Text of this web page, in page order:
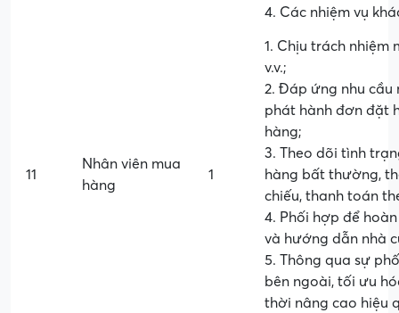
4. Các nhiệm vụ
11
Nhân viên mua
hàng
1
1. Chịu trách nhiệm
v.v.;
2. Đáp ứng nhu cầu
phát hành đơn đặt
hàng;
3. Theo dõi tình
hàng bất thường,
chiếu, thanh toán
4. Phối hợp để
và hướng dẫn nhà
5. Thông qua sự
bên ngoài, tối ưu
thời nâng cao hiệu